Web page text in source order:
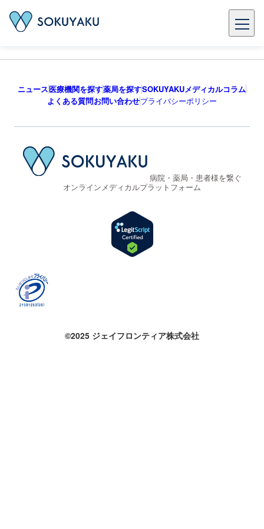
ニュース医療機関を探す薬局を探すSOKUYAKUメディカルコラム
よくある質問お問い合わせプライバシーポリシー
病院・薬局・患者様を繋ぐ
オンラインメディカルプラットフォーム
©2025 ジェイフロンティア株式会社